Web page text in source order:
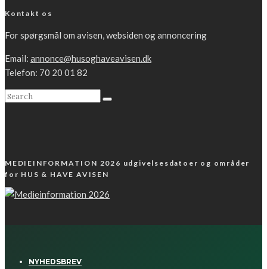
Kontakt os
For spørgsmål om avisen, websiden og annoncering
Email: annonce@husoghaveavisen.dk
Telefon: 70 20 01 82
MEDIEINFORMATION 2026 udgivelsesdatoer og områder
for HUS & HAVE AVISEN
NYHEDSBREV